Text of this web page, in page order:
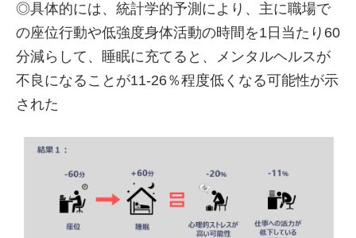
◎具体的には、統計学的予測により、主に職場で
の座位行動や低強度身体活動の時間を1日当たり60
分減らして、睡眠に充てると、メンタルヘルスが
不良になることが11-26％程度低くなる可能性が示
された